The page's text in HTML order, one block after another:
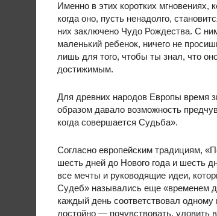
Именно в этих коротких мгновениях,
когда оно, пусть ненадолго,
них заключено Чудо Рождества. С
маленький ребенок, ничего не
лишь для того, чтобы ты знал, что
достижимым.
Для древних народов Европы время
образом давало возможность
когда совершается Судьба».
Согласно европейским традициям,
шесть дней до Нового года и шесть
все мечты и руководящие идеи,
Судеб» назывались еще «временем
каждый день соответствовал
достойно — почувствовать, уловить